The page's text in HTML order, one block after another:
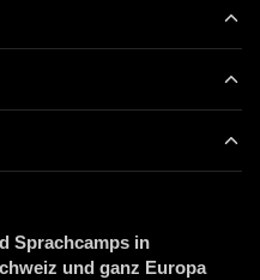
Sprachcamps in
und ganz Europa